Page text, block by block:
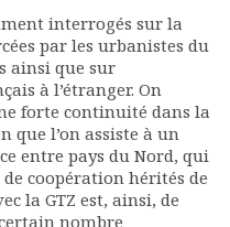
interrogés sur la
par les urbanistes du
ainsi que sur
à l’étranger. On
forte continuité dans la
que l’on assiste à un
entre pays du Nord, qui
coopération hérités de
la GTZ est, ainsi, de
nombre